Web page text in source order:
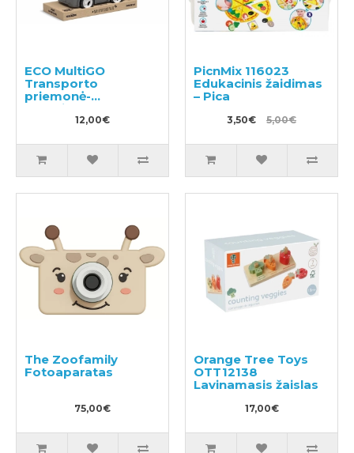
ECO MultiGO
Transporto
priemonė-
autocisterna
12,00€
PicnMix 116023
Edukacinis žaidimas
– Pica
3,50€ 5,00€
The Zoofamily
Fotoaparatas
75,00€
Orange Tree Toys
OTT12138
Lavinamasis žaislas
17,00€